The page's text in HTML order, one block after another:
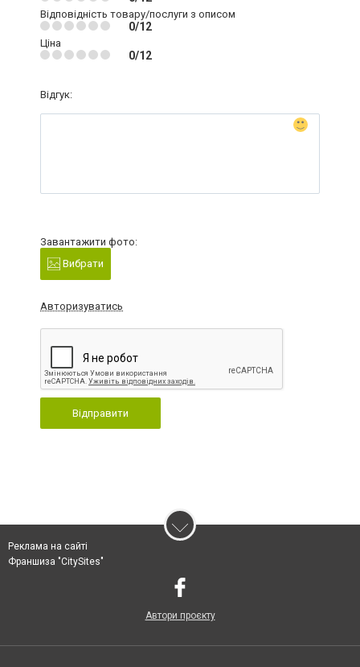
Відповідність товару/послуги з описом
0/12
Ціна
0/12
Відгук:
Завантажити фото:
Вибрати
Авторизуватись
Відправити
Реклама на сайті
Франшиза "CitySites"
Автори проєкту